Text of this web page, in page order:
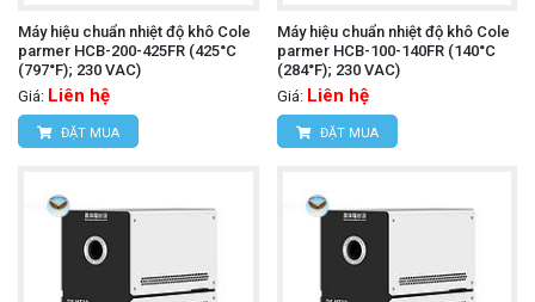
Máy hiệu chuẩn nhiệt độ khô Cole
parmer HCB-200-425FR (425°C
(797°F); 230 VAC)
Giá: Liên hệ
ĐẶT MUA
Máy hiệu chuẩn nhiệt độ khô Cole
parmer HCB-100-140FR (140°C
(284°F); 230 VAC)
Giá: Liên hệ
ĐẶT MUA